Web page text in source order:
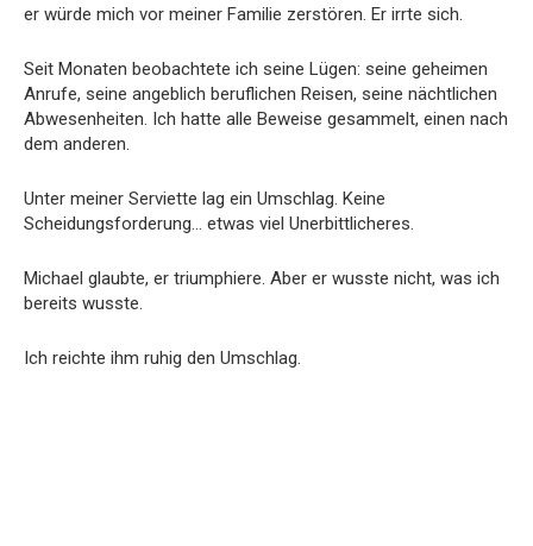
er würde mich vor meiner Familie zerstören. Er irrte sich.
Seit Monaten beobachtete ich seine Lügen: seine geheimen
Anrufe, seine angeblich beruflichen Reisen, seine nächtlichen
Abwesenheiten. Ich hatte alle Beweise gesammelt, einen nach
dem anderen.
Unter meiner Serviette lag ein Umschlag. Keine
Scheidungsforderung… etwas viel Unerbittlicheres.
Michael glaubte, er triumphiere. Aber er wusste nicht, was ich
bereits wusste.
Ich reichte ihm ruhig den Umschlag.